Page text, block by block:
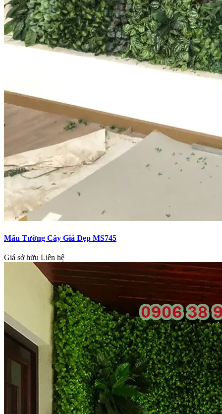
Mẩu Tường Cây Giả Đẹp MS745
Giá sở hữu Liên hệ